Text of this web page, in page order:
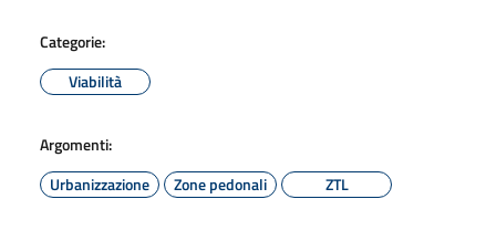
Categorie:
Viabilità
Argomenti:
Urbanizzazione
Zone pedonali ZTL